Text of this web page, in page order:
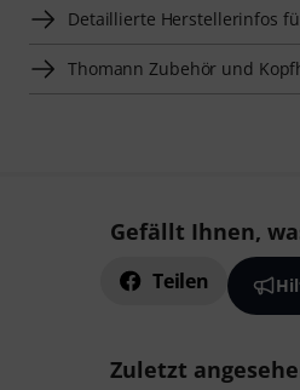
Detaillierte Herstellerinfos
Thomann Zubehör und
Gefällt Ihnen,
Teilen
Zuletzt